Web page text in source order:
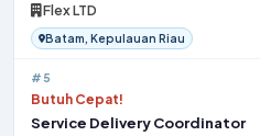
Flex LTD
Batam, Kepulauan Riau
#5
Butuh Cepat!
Service Delivery Coordinator